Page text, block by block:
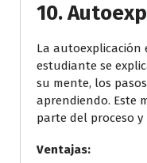
10.
La autoexplicación
estudiante se
su mente, los
aprendiendo. Este
parte del proceso
Ventajas: